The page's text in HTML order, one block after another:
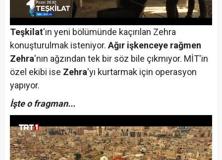
Teşkilat'ın yeni bölümünde kaçırılan Zehra
konuşturulmak isteniyor. Ağır işkenceye rağmen
Zehra'nın ağzından tek bir söz bile çıkmıyor. MİT'in
özel ekibi ise Zehra'yı kurtarmak için operasyon
yapıyor.
İşte o fragman...